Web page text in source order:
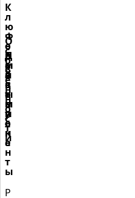
Н
а
з
в
а
н
и
е
К
л
ю
ч
е
в
ы
е
к
о
м
п
о
н
е
н
т
ы
Д
е
й
с
т
в
и
е
Ф
о
р
м
а
в
ы
п
у
с
к
а
О
с
о
б
е
н
н
о
с
т
и
Р